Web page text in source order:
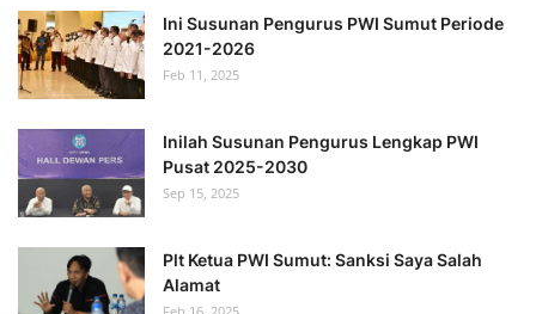
Ini Susunan Pengurus PWI Sumut Periode
2021-2026
Feb 11, 2025
Inilah Susunan Pengurus Lengkap PWI
Pusat 2025-2030
Sep 15, 2025
Plt Ketua PWI Sumut: Sanksi Saya Salah
Alamat